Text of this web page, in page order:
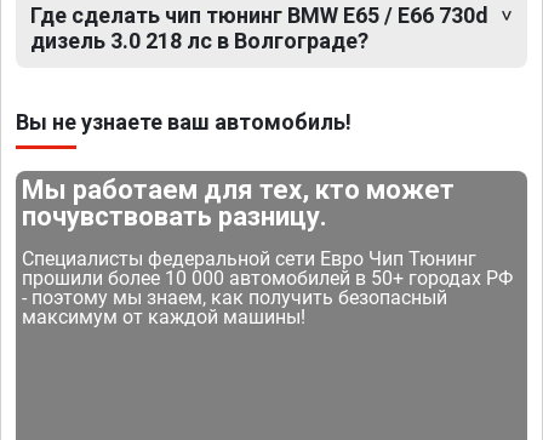
Где сделать чип тюнинг BMW E65 / E66 730d
дизель 3.0 218 лс в Волгограде?
Вы не узнаете ваш автомобиль!
Мы работаем для тех, кто может
почувствовать разницу.
Специалисты федеральной сети Евро Чип Тюнинг
прошили более 10 000 автомобилей в 50+ городах РФ
- поэтому мы знаем, как получить безопасный
максимум от каждой машины!